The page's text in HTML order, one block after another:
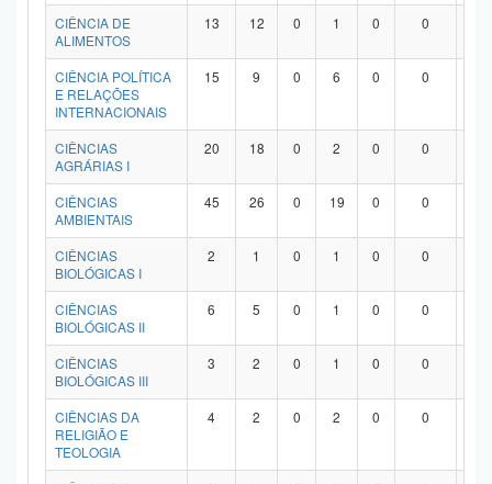
CIÊNCIA DE
ALIMENTOS
13 12 0 1 0 0
CIÊNCIA POLÍTICA
E RELAÇÕES
INTERNACIONAIS
15 9 0 6 0 0
CIÊNCIAS
AGRÁRIAS I
20 18 0 2 0 0
CIÊNCIAS
AMBIENTAIS
45 26 0 19 0 0
CIÊNCIAS
BIOLÓGICAS I
2 1 0 1 0 0
CIÊNCIAS
BIOLÓGICAS II
6 5 0 1 0 0
CIÊNCIAS
BIOLÓGICAS III
3 2 0 1 0 0
CIÊNCIAS DA
RELIGIÃO E
TEOLOGIA
4 2 0 2 0 0